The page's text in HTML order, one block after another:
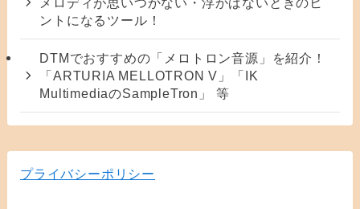
ントになるツール！
DTMでおすすめの「メロトロン音源」を紹介！
「ARTURIA MELLOTRON V」「IK
MultimediaのSampleTron」 等
プライバシーポリシー